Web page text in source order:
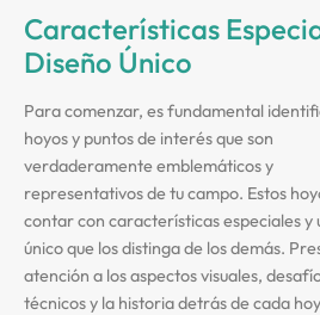
Características
Diseño Único
Para comenzar, es fundamental
hoyos y puntos de interés que son
verdaderamente emblemáticos y
representativos de tu campo. Estos
contar con características especiales y
único que los distinga de los demás.
atención a los aspectos visuales,
técnicos y la historia detrás de cada